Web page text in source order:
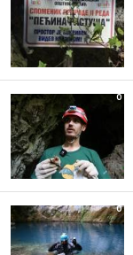
0
0